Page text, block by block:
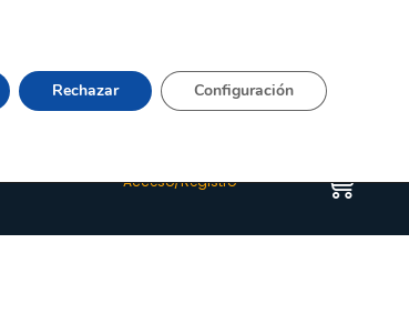
Quienes somos Happyblog Contacto
Acceso/Registro
Rechazar Configuración